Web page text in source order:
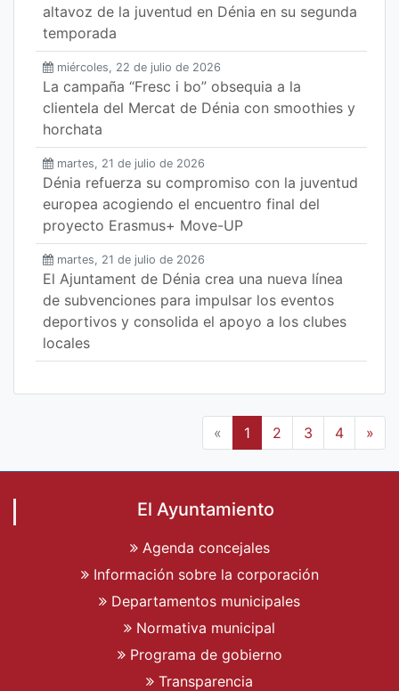
altavoz de la juventud en Dénia en su segunda
temporada
miércoles, 22 de julio de 2026
La campaña “Fresc i bo” obsequia a la
clientela del Mercat de Dénia con smoothies y
horchata
martes, 21 de julio de 2026
Dénia refuerza su compromiso con la juventud
europea acogiendo el encuentro final del
proyecto Erasmus+ Move-UP
martes, 21 de julio de 2026
El Ajuntament de Dénia crea una nueva línea
de subvenciones para impulsar los eventos
deportivos y consolida el apoyo a los clubes
locales
« 1 2 3 4 »
El Ayuntamiento
Agenda concejales
Información sobre la corporación
Departamentos municipales
Normativa municipal
Programa de gobierno
Transparencia